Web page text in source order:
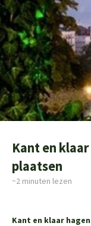
Kant en
plaatsen
~2 minuten lezen
Kant en klaar